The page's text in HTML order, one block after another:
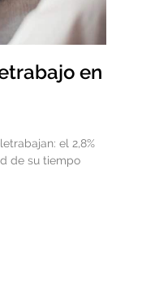
en
el 2,8%
de su tiempo